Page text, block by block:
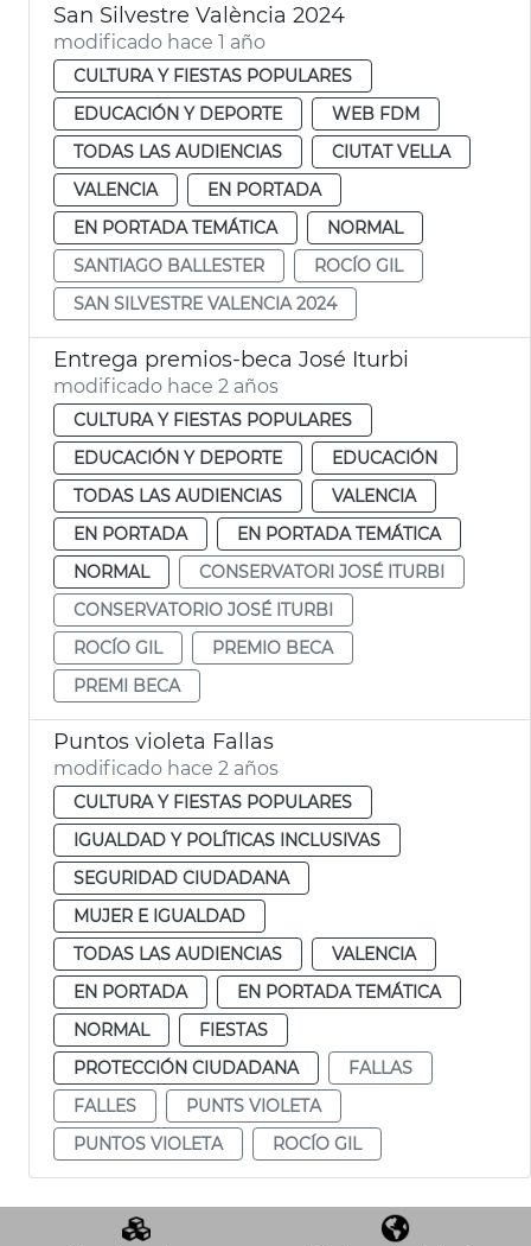
San Silvestre València 2024
modificado hace 1 año
CULTURA Y FIESTAS POPULARES
EDUCACIÓN Y DEPORTE
WEB FDM
TODAS LAS AUDIENCIAS
CIUTAT VELLA
VALENCIA
EN PORTADA
EN PORTADA TEMÁTICA
NORMAL
SANTIAGO BALLESTER
ROCÍO GIL
SAN SILVESTRE VALENCIA 2024
Entrega premios-beca José Iturbi
modificado hace 2 años
CULTURA Y FIESTAS POPULARES
EDUCACIÓN Y DEPORTE
EDUCACIÓN
TODAS LAS AUDIENCIAS
VALENCIA
EN PORTADA
EN PORTADA TEMÁTICA
NORMAL
CONSERVATORI JOSÉ ITURBI
CONSERVATORIO JOSÉ ITURBI
ROCÍO GIL
PREMIO BECA
PREMI BECA
Puntos violeta Fallas
modificado hace 2 años
CULTURA Y FIESTAS POPULARES
IGUALDAD Y POLÍTICAS INCLUSIVAS
SEGURIDAD CIUDADANA
MUJER E IGUALDAD
TODAS LAS AUDIENCIAS
VALENCIA
EN PORTADA
EN PORTADA TEMÁTICA
NORMAL
FIESTAS
PROTECCIÓN CIUDADANA
FALLAS
FALLES
PUNTS VIOLETA
PUNTOS VIOLETA
ROCÍO GIL